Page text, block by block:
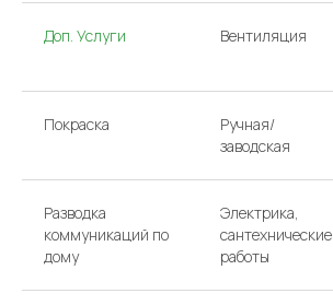
Доп. Услуги Вентиляция
Покраска
Ручная/
заводская
Разводка
коммуникаций по
дому
Электрика,
сантехнические
работы